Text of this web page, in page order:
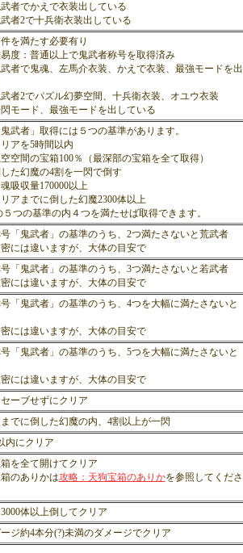
でかえで衣装出している
2で十兵衛衣装出している
を満たす必要有り
：普通以上で鬼武者称号を取得済み
で鬼魂、左馬介衣装、かえで衣装、最強モードを出
2でパズル幻夢空間、十兵衛衣装、オユウ衣装
ド、最強モードを出している
武者」取得には５つの基準があります。
アを5時間以内
間の宝箱100％（最深部の宝箱を全て取得）
幻魔の4割を一閃で倒す
収量170000以上
までに倒した幻魔2300体以上
の基準の内４つを満たせば取得できます。
鬼武者」の基準のうち、2つ満たさないと荒武者
は違いますが、大体の目安で
鬼武者」の基準のうち、3つ満たさないと若武者
は違いますが、大体の目安で
鬼武者」の基準のうち、4つを大幅に満たさないと
は違いますが、大体の目安で
鬼武者」の基準のうち、5つを大幅に満たさないと
は違いますが、大体の目安で
ーブせずにクリア
でに倒した幻魔の内、4割以上が一閃
内にクリア
を全て開けてクリア
のありかは攻略：天狗宝箱のありかを参照してくださ
体以上倒してクリア
ジ約4本分(?)未満のダメージでクリア